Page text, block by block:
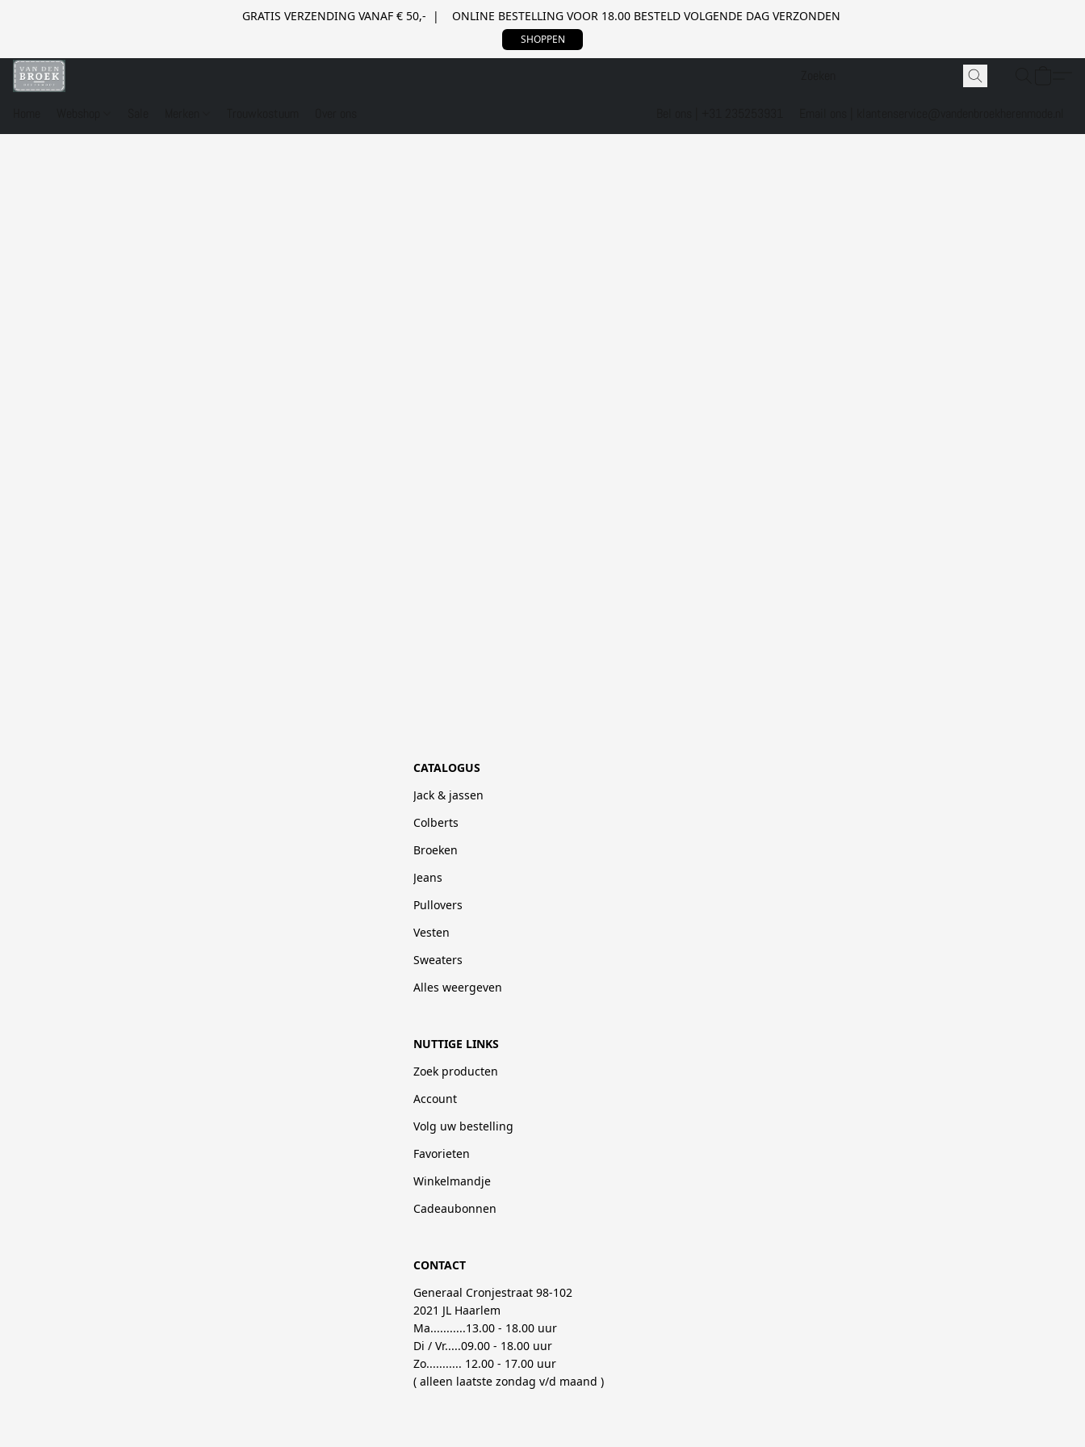
GRATIS VERZENDING VANAF € 50,- | ONLINE BESTELLING VOOR 18.00 BESTELD VOLGENDE DAG VERZONDEN
SHOPPEN
CATALOGUS
Jack & jassen
Colberts
Broeken
Jeans
Pullovers
Vesten
Sweaters
Alles weergeven
NUTTIGE LINKS
Zoek producten
Account
Volg uw bestelling
Favorieten
Winkelmandje
Cadeaubonnen
CONTACT
Generaal Cronjestraat 98-102
2021 JL Haarlem
Ma...........13.00 - 18.00 uur
Di / Vr.....09.00 - 18.00 uur
Zo........... 12.00 - 17.00 uur
( alleen laatste zondag v/d maand )